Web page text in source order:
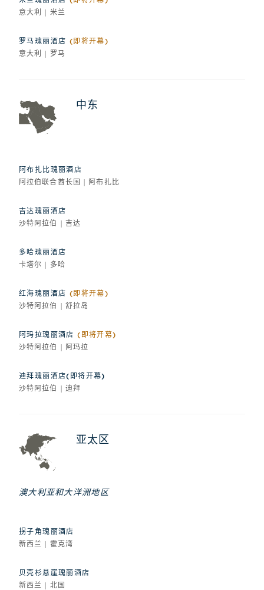
意大利 | 米兰
罗马瑰丽酒店 (即将开幕)
意大利 | 罗马
中东
阿布扎比瑰丽酒店
阿拉伯联合酋长国 | 阿布扎比
吉达瑰丽酒店
沙特阿拉伯 | 吉达
多哈瑰丽酒店
卡塔尔 | 多哈
红海瑰丽酒店 (即将开幕)
沙特阿拉伯 | 舒拉岛
阿玛拉瑰丽酒店(即将开幕)
沙特阿拉伯 | 阿玛拉
迪拜瑰丽酒店(即将开幕)
沙特阿拉伯 | 迪拜
亚太区
澳大利亚和大洋洲地区
拐子角瑰丽酒店
新西兰 | 霍克湾
贝壳杉悬崖瑰丽酒店
新西兰 | 北国